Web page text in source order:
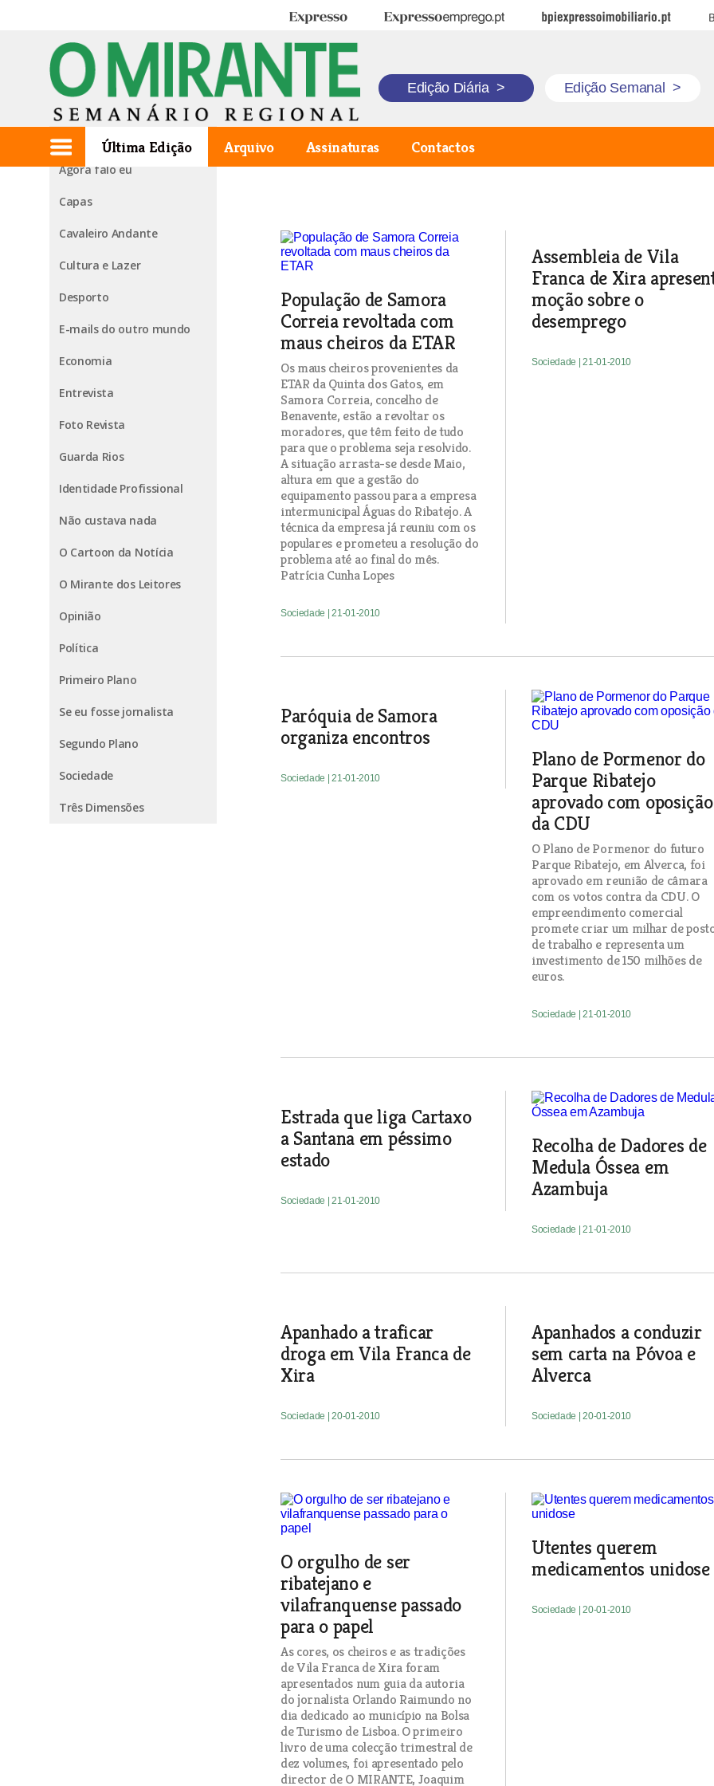
Expresso Expresso Emprego BPI Expresso Imobiliário
Edição Diária > Edição Semanal >
Última Edição Arquivo Assinaturas Contactos
Edição de 2010.01.21
1ª página
Agora falo eu
Capas
Cavaleiro Andante
Cultura e Lazer
Desporto
E-mails do outro mundo
Economia
Entrevista
Foto Revista
Guarda Rios
Identidade Profissional
Não custava nada
O Cartoon da Notícia
O Mirante dos Leitores
Opinião
Política
Primeiro Plano
Se eu fosse jornalista
Segundo Plano
Sociedade
Três Dimensões
População de Samora
Correia revoltada com
maus cheiros da ETAR
Os maus cheiros provenientes da
ETAR da Quinta dos Gatos, em
Samora Correia, concelho de
Benavente, estão a revoltar os
moradores, que têm feito de tudo
para que o problema seja resolvido.
A situação arrasta-se desde Maio,
altura em que a gestão do
equipamento passou para a empresa
intermunicipal Águas do Ribatejo. A
técnica da empresa já reuniu com os
populares e prometeu a resolução do
problema até ao final do mês.
Patrícia Cunha Lopes
Sociedade | 21-01-2010
Assembleia de Vila
Franca de Xira
moção sobre o
desemprego
Sociedade | 21-01-2010
Paróquia de Samora
organiza encontros
Sociedade | 21-01-2010
Plano de Pormenor do
Parque Ribatejo
aprovado com oposição
da CDU
O Plano de Pormenor do futuro
Parque Ribatejo, em Alverca, foi
aprovado em reunião de câmara
com os votos contra da CDU. O
empreendimento comercial
promete criar um milhar de
de trabalho e representa um
investimento de 150 milhões de
euros.
Sociedade | 21-01-2010
Estrada que liga Cartaxo
a Santana em péssimo
estado
Sociedade | 21-01-2010
Recolha de Dadores de
Medula Óssea em
Azambuja
Sociedade | 21-01-2010
Apanhado a traficar
droga em Vila Franca de
Xira
Sociedade | 20-01-2010
Apanhados a conduzir
sem carta na Póvoa e
Alverca
Sociedade | 20-01-2010
O orgulho de ser
ribatejano e
vilafranquense passado
para o papel
As cores, os cheiros e as tradições
de Vila Franca de Xira foram
apresentados num guia da autoria
do jornalista Orlando Raimundo no
dia dedicado ao município na Bolsa
de Turismo de Lisboa. O primeiro
livro de uma colecção trimestral de
dez volumes, foi apresentado pelo
director de O MIRANTE, Joaquim
Utentes querem
medicamentos unidose
Sociedade | 20-01-2010